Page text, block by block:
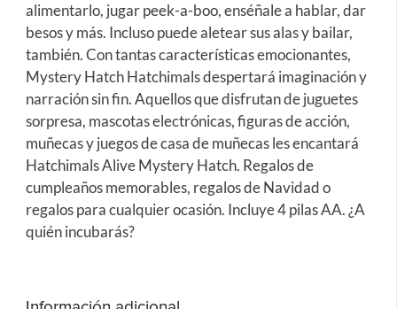
alimentarlo, jugar peek-a-boo, enséñale a hablar, dar
besos y más. Incluso puede aletear sus alas y bailar,
también. Con tantas características emocionantes,
Mystery Hatch Hatchimals despertará imaginación y
narración sin fin. Aquellos que disfrutan de juguetes
sorpresa, mascotas electrónicas, figuras de acción,
muñecas y juegos de casa de muñecas les encantará
Hatchimals Alive Mystery Hatch. Regalos de
cumpleaños memorables, regalos de Navidad o
regalos para cualquier ocasión. Incluye 4 pilas AA. ¿A
quién incubarás?